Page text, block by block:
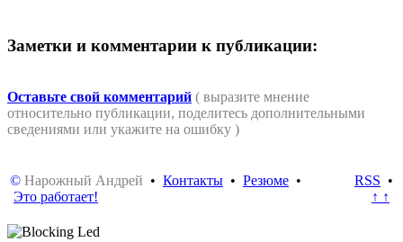
Заметки и комментарии к публикации:
Оставьте свой комментарий ( выразите мнение
относительно публикации, поделитесь дополнительными
сведениями или укажите на ошибку )
© Нарожный Андрей • Контакты • Резюме •
Это работает!
RSS •
↑ ↑